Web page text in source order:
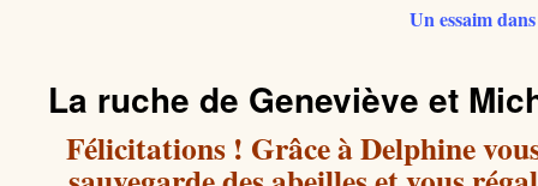
Un essaim
La ruche de Geneviève et
Félicitations ! Grâce à Delphine